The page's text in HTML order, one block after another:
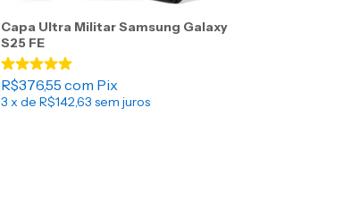
Capa Ultra Militar Samsung Galaxy
S25 FE
R$376,55 com Pix
3 x de R$142,63 sem juros